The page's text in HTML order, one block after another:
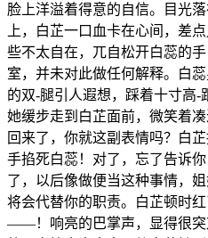
脸上洋溢着得意的自信。目光
上，白芷一口血卡在心间，差
些不太自在，兀自松开白蕊的
室，并未对此做任何解释。白
的双-腿引人遐想，踩着十寸高-
她缓步走到白芷面前，微笑着
回来了，你就这副表情吗？白
手掐死白蕊！对了，忘了告诉
了，以后像做便当这种事情，
将会代替你的职责。白芷顿时
——！响亮的巴掌声，显得很突